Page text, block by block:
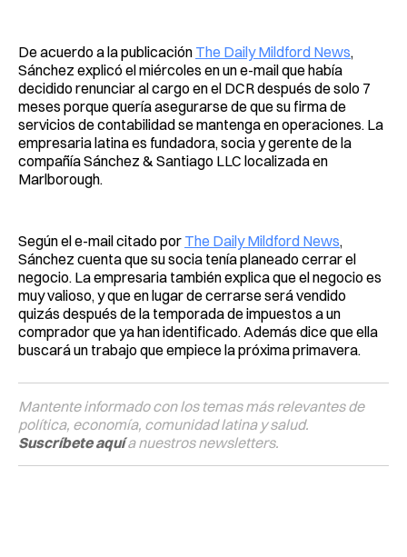
De acuerdo a la publicación The Daily Mildford News,
Sánchez explicó el miércoles en un e-mail que había
decidido renunciar al cargo en el DCR después de solo 7
meses porque quería asegurarse de que su firma de
servicios de contabilidad se mantenga en operaciones. La
empresaria latina es fundadora, socia y gerente de la
compañía Sánchez & Santiago LLC localizada en
Marlborough.
Según el e-mail citado por The Daily Mildford News,
Sánchez cuenta que su socia tenía planeado cerrar el
negocio. La empresaria también explica que el negocio es
muy valioso, y que en lugar de cerrarse será vendido
quizás después de la temporada de impuestos a un
comprador que ya han identificado. Además dice que ella
buscará un trabajo que empiece la próxima primavera.
Mantente informado con los temas más relevantes de
política, economía, comunidad latina y salud.
Suscríbete aquía nuestros newsletters.